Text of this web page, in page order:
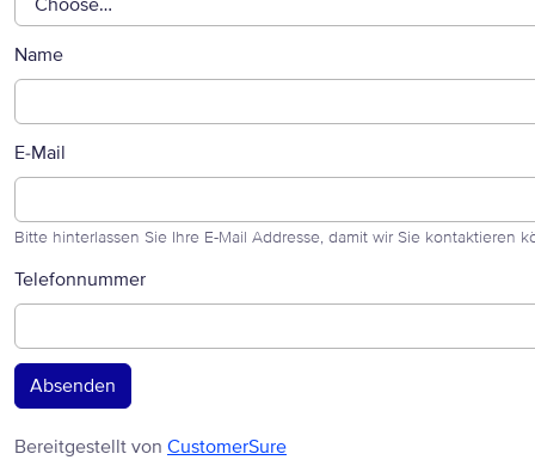
Name
E-Mail
Bitte hinterlassen Sie Ihre E-Mail Addresse, damit wir Sie kontaktieren
Telefonnummer
Bereitgestellt von CustomerSure